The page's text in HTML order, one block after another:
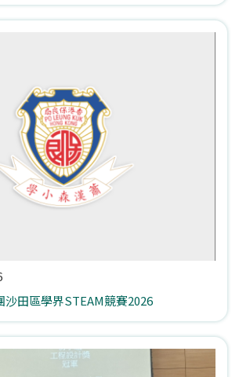
沙田區學界STEAM競賽2026